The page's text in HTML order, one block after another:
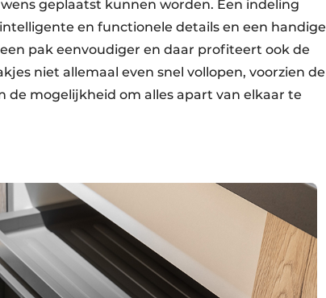
geplaatst kunnen worden. Een indeling
en functionele details en een handige
pak eenvoudiger en daar profiteert ook de
niet allemaal even snel vollopen, voorzien de
mogelijkheid om alles apart van elkaar te